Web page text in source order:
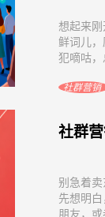
想起来
鲜词儿
犯嘀咕，
社群营销
社群
别急着
先想明
朋友，或